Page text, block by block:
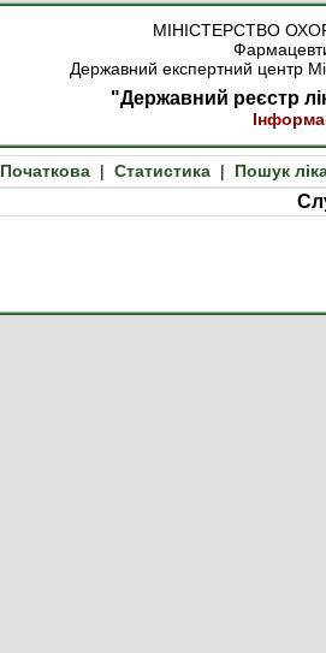
МІНІСТЕРСТВО
Державний експертний центр
"Державний реєстр
Початкова | Статистика | Пошук